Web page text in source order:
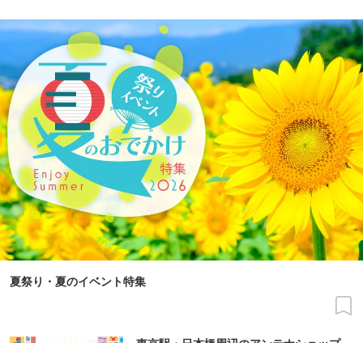
夏祭り・夏のイベント特集